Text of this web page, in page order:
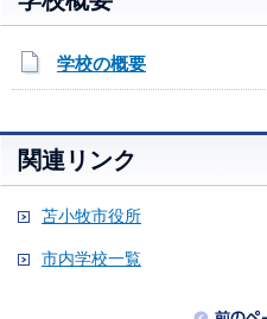
学校の概要
関連リンク
苫小牧市役所
市内学校一覧